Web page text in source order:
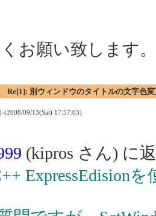
お願い致します。
Re[1]: 別ウィンドウのタイトルの文字色変
(2008/09/13(Sat) 17:57:03)
(kipros さん) に
ExpressEdision